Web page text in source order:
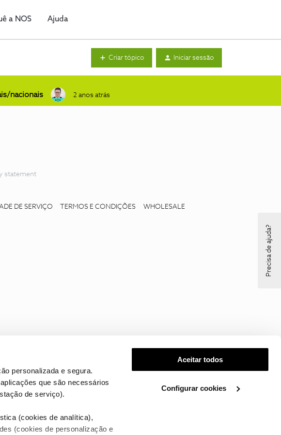
personalizada e segura.
que são necessários
de serviço).
(cookies de analítica),
(cookies de personalização e
Aceitar todos
Configurar cookies
a NOS Ajuda
Criar tópico Iniciar sessão
nacionais 2 anos atrás
statement
DE SERVIÇO TERMOS E CONDIÇÕES WHOLESALE
Precisa de ajuda?